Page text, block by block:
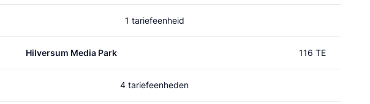
1 tariefeenheid
Hilversum Media Park 116 TE
4 tariefeenheden